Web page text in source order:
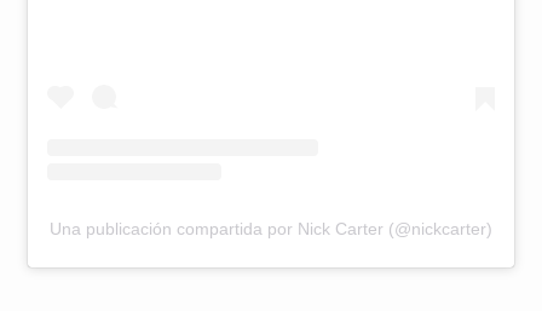
Una publicación compartida por Nick Carter (@nickcarter)